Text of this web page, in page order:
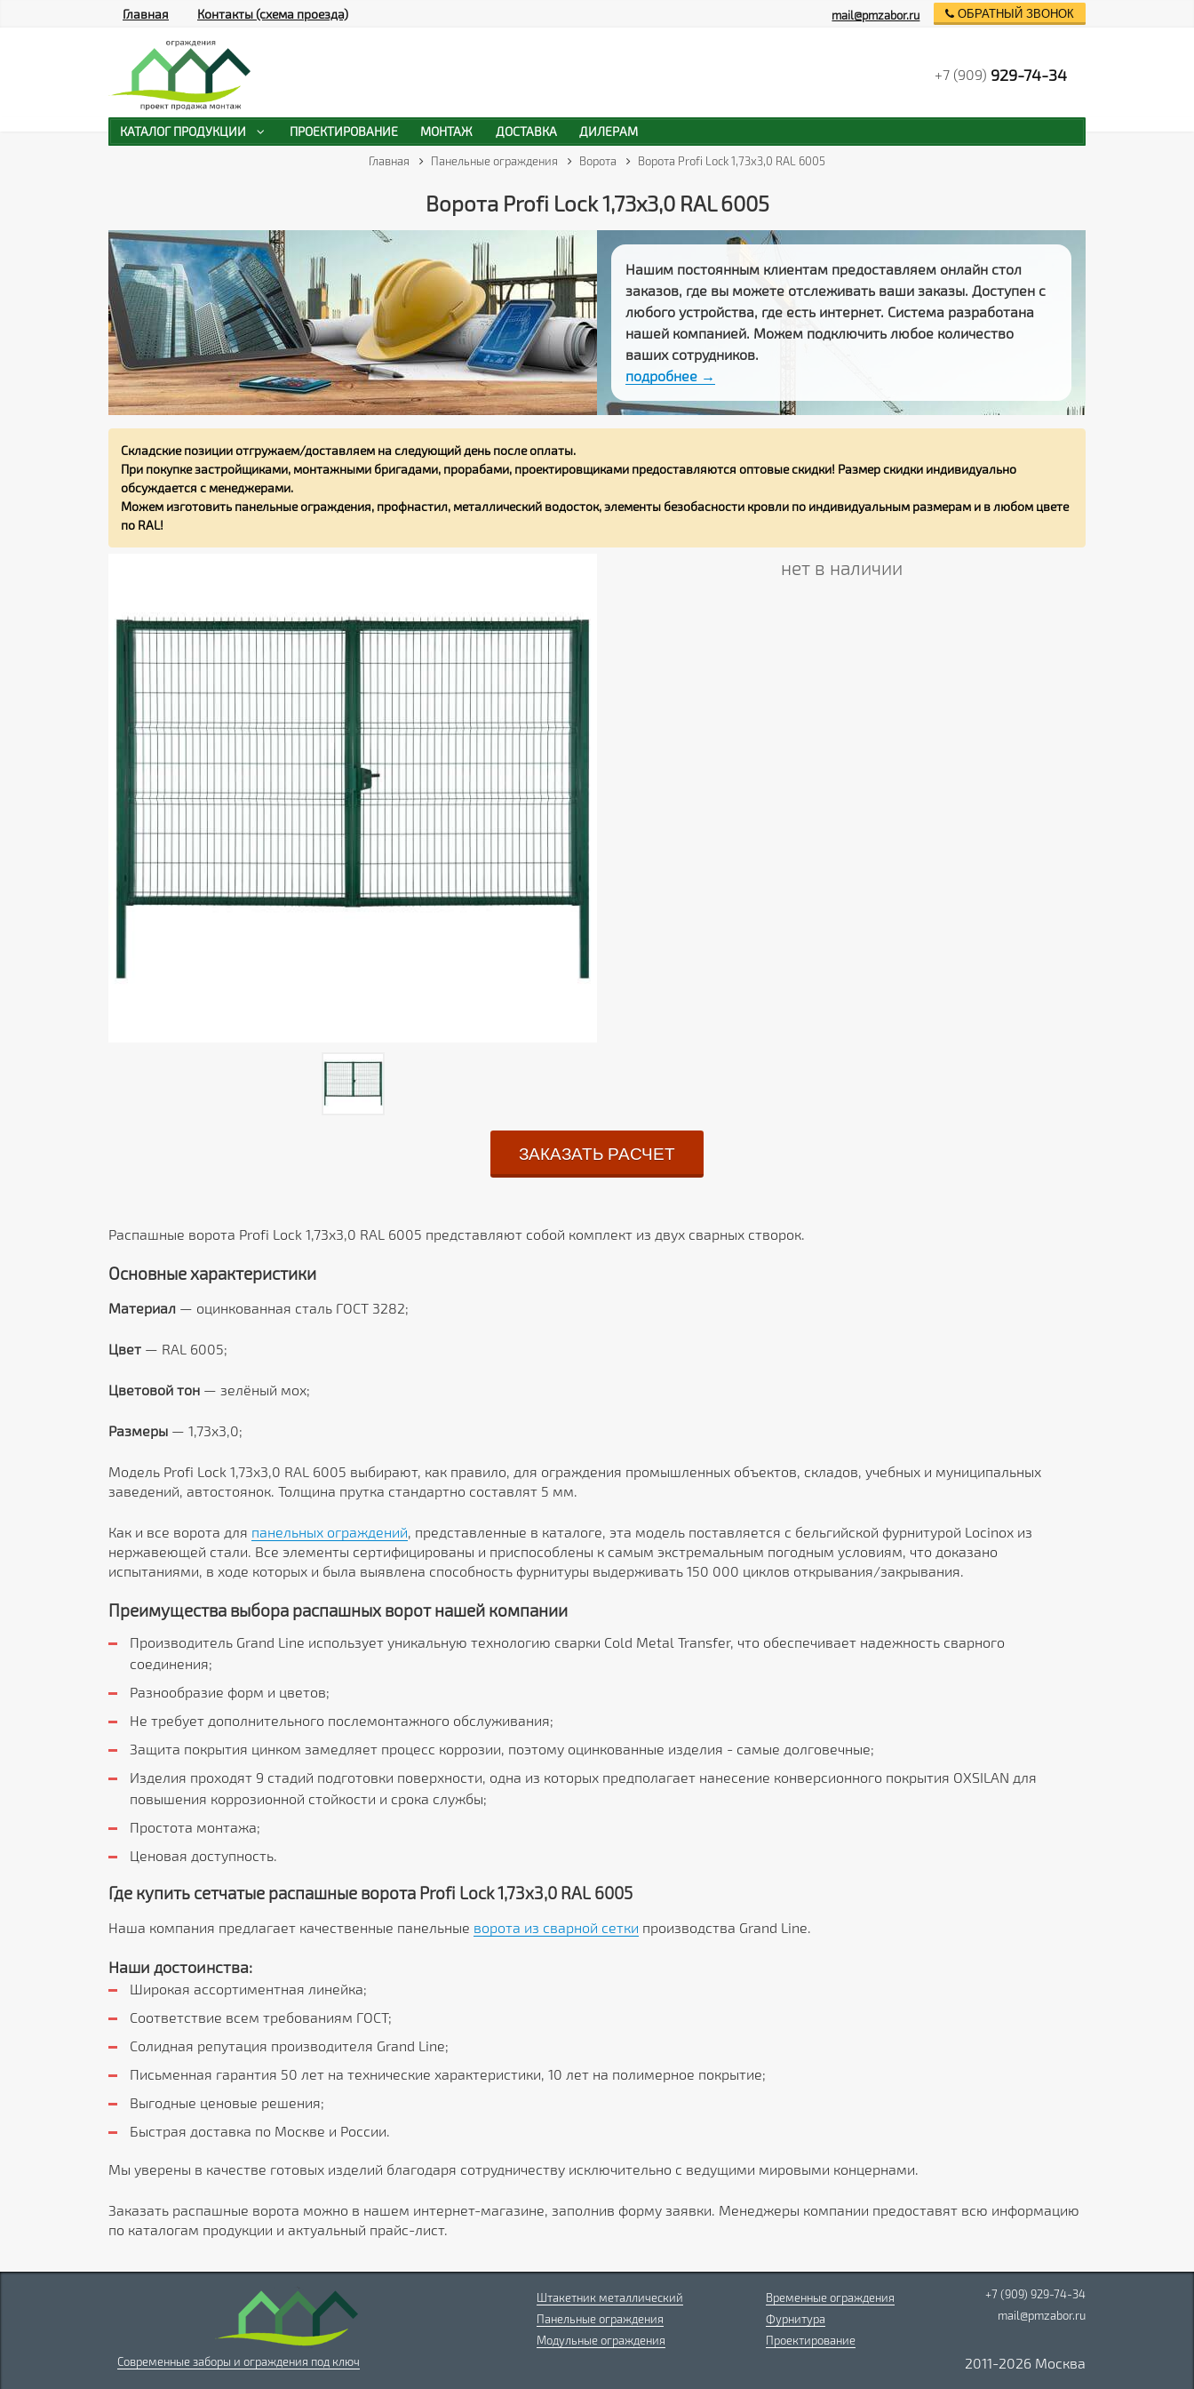
Главная Панельные ограждения Ворота Ворота Profi Lock 1,73x3,0 RAL 6005
Ворота Profi Lock 1,73x3,0 RAL 6005
Нашим постоянным клиентам предоставляем онлайн стол
заказов, где вы можете отслеживать ваши заказы. Доступен с
любого устройства, где есть интернет. Система разработана
нашей компанией. Можем подключить любое количество
ваших сотрудников.
подробнее →
Складские позиции отгружаем/доставляем на следующий день после оплаты.
При покупке застройщиками, монтажными бригадами, прорабами, проектировщиками предоставляются оптовые скидки! Размер скидки индивидуально
обсуждается с менеджерами.
Можем изготовить панельные ограждения, профнастил, металлический водосток, элементы безобасности кровли по индивидуальным размерам и в любом цвете
по RAL!
нет в наличии
ЗАКАЗАТЬ РАСЧЕТ
Распашные ворота Profi Lock 1,73x3,0 RAL 6005 представляют собой комплект из двух сварных створок.
Основные характеристики
Материал — оцинкованная сталь ГОСТ 3282;
Цвет — RAL 6005;
Цветовой тон — зелёный мох;
Размеры — 1,73x3,0;
Модель Profi Lock 1,73x3,0 RAL 6005 выбирают, как правило, для ограждения промышленных объектов, складов, учебных и муниципальных
заведений, автостоянок. Толщина прутка стандартно составлят 5 мм.
Как и все ворота для панельных ограждений, представленные в каталоге, эта модель поставляется с бельгийской фурнитурой Locinox из
нержавеющей стали. Все элементы сертифицированы и приспособлены к самым экстремальным погодным условиям, что доказано
испытаниями, в ходе которых и была выявлена способность фурнитуры выдерживать 150 000 циклов открывания/закрывания.
Преимущества выбора распашных ворот нашей компании
Производитель Grand Line использует уникальную технологию сварки Cold Metal Transfer, что обеспечивает надежность сварного
соединения;
Разнообразие форм и цветов;
Не требует дополнительного послемонтажного обслуживания;
Защита покрытия цинком замедляет процесс коррозии, поэтому оцинкованные изделия - самые долговечные;
Изделия проходят 9 стадий подготовки поверхности, одна из которых предполагает нанесение конверсионного покрытия OXSILAN для
повышения коррозионной стойкости и срока службы;
Простота монтажа;
Ценовая доступность.
Где купить сетчатые распашные ворота Profi Lock 1,73x3,0 RAL 6005
Наша компания предлагает качественные панельные ворота из сварной сетки производства Grand Line.
Наши достоинства:
Широкая ассортиментная линейка;
Соответствие всем требованиям ГОСТ;
Солидная репутация производителя Grand Line;
Письменная гарантия 50 лет на технические характеристики, 10 лет на полимерное покрытие;
Выгодные ценовые решения;
Быстрая доставка по Москве и России.
Мы уверены в качестве готовых изделий благодаря сотрудничеству исключительно с ведущими мировыми концернами.
Заказать распашные ворота можно в нашем интернет-магазине, заполнив форму заявки. Менеджеры компании предоставят всю информацию
по каталогам продукции и актуальный прайс-лист.
Главная Контакты (схема проезда) mail@pmzabor.ru ОБРАТНЫЙ ЗВОНОК
+7 (909) 929-74-34
КАТАЛОГ ПРОДУКЦИИ ПРОЕКТИРОВАНИЕ МОНТАЖ ДОСТАВКА ДИЛЕРАМ
Штакетник металлический
Панельные ограждения
Модульные ограждения
Временные ограждения
Фурнитура
Проектирование
+7 (909) 929-74-34
mail@pmzabor.ru
Современные заборы и ограждения под ключ 2011-2026 Москва